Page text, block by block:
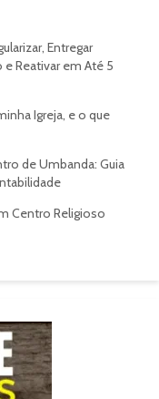
Entregar
Reativar em Até 5
Igreja, e o que
de Umbanda: Guia
Centro Religioso